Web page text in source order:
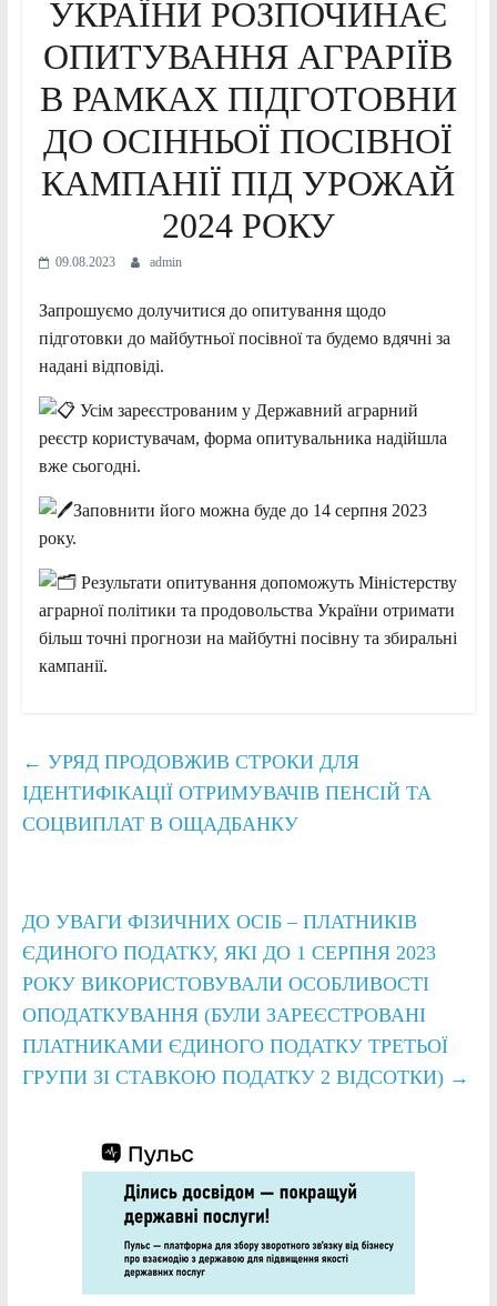
УКРАЇНИ РОЗПОЧИНАЄ
ОПИТУВАННЯ АГРАРІЇВ
В РАМКАХ ПІДГОТОВНИ
ДО ОСІННЬОЇ ПОСІВНОЇ
КАМПАНІЇ ПІД УРОЖАЙ
2024 РОКУ
09.08.2023 admin
Запрошуємо долучитися до опитування щодо
підготовки до майбутньої посівної та будемо вдячні за
надані відповіді.
Усім зареєстрованим у Державний аграрний
реєстр користувачам, форма опитувальника надійшла
вже сьогодні.
Заповнити його можна буде до 14 серпня 2023
року.
Результати опитування допоможуть Міністерству
аграрної політики та продовольства України отримати
більш точні прогнози на майбутні посівну та збиральні
кампанії.
← УРЯД ПРОДОВЖИВ СТРОКИ ДЛЯ
ІДЕНТИФІКАЦІЇ ОТРИМУВАЧІВ ПЕНСІЙ ТА
СОЦВИПЛАТ В ОЩАДБАНКУ
ДО УВАГИ ФІЗИЧНИХ ОСІБ – ПЛАТНИКІВ
ЄДИНОГО ПОДАТКУ, ЯКІ ДО 1 СЕРПНЯ 2023
РОКУ ВИКОРИСТОВУВАЛИ ОСОБЛИВОСТІ
ОПОДАТКУВАННЯ (БУЛИ ЗАРЕЄСТРОВАНІ
ПЛАТНИКАМИ ЄДИНОГО ПОДАТКУ ТРЕТЬОЇ
ГРУПИ ЗІ СТАВКОЮ ПОДАТКУ 2 ВІДСОТКИ) →